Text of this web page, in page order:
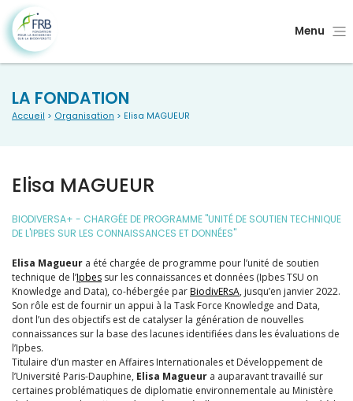
Menu
LA FONDATION
Accueil > Organisation > Elisa MAGUEUR
Elisa MAGUEUR
BIODIVERSA+ - CHARGÉE DE PROGRAMME "UNITÉ DE SOUTIEN TECHNIQUE
DE L'IPBES SUR LES CONNAISSANCES ET DONNÉES"
Elisa Magueur a été chargée de programme pour l’unité de soutien
technique de l’Ipbes sur les connaissances et données (Ipbes TSU on
Knowledge and Data), co-hébergée parBiodivERsA, jusqu’en janvier 2022.
Son rôle est de fournir un appui à la Task Force Knowledge and Data,
dont l’un des objectifs est de catalyser la génération de nouvelles
connaissances sur la base des lacunes identifiées dans les évaluations de
l’Ipbes.
Titulaire d’un master en Affaires Internationales et Développement de
l’Université Paris-Dauphine, Elisa Magueur a auparavant travaillé sur
certaines problématiques de diplomatie environnementale au Ministère